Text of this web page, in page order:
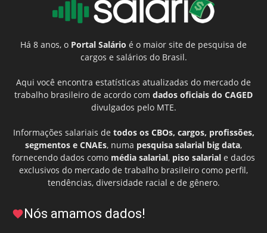
Há 8 anos, o Portal Salário é o maior site de pesquisa de
cargos e salários do Brasil.
Aqui você encontra estatísticas atualizadas do mercado de
trabalho brasileiro de acordo com dados oficiais do CAGED
divulgados pelo MTE.
Informações salariais de todos os CBOs, cargos, profissões,
segmentos e CNAEs, numa pesquisa salarial big data,
fornecendo dados como média salarial, piso salarial e dados
exclusivos do mercado de trabalho brasileiro como perfil,
tendências, diversidade racial e de gênero.
Nós amamos dados!